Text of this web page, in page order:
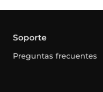
Soporte
Preguntas frecuentes